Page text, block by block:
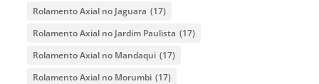
Rolamento Axial no Jaguara (17)
Rolamento Axial no Jardim Paulista (17)
Rolamento Axial no Mandaqui (17)
Rolamento Axial no Morumbi (17)